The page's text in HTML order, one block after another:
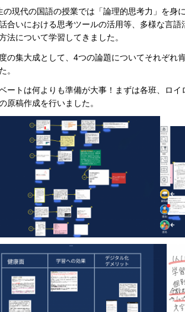
の現代の国語の授業では「論理的思考力」を身
合いにおける思考ツールの活用等、多様な言
法について学習してきました。
の集大成として、4つの論題についてそれぞれ
。
ートは何よりも準備が大事！まずは各班、ロ
原稿作成を行いました。